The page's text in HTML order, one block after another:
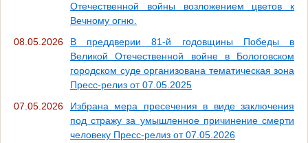
Отечественной войны возложением цветов к
Вечному огню.
08.05.2026
В преддверии 81-й годовщины Победы в
Великой Отечественной войне в Бологовском
городском суде организована тематическая зона
Пресс-релиз от 07.05.2025
07.05.2026
Избрана мера пресечения в виде заключения
под стражу за умышленное причинение смерти
человеку Пресс-релиз от 07.05.2026